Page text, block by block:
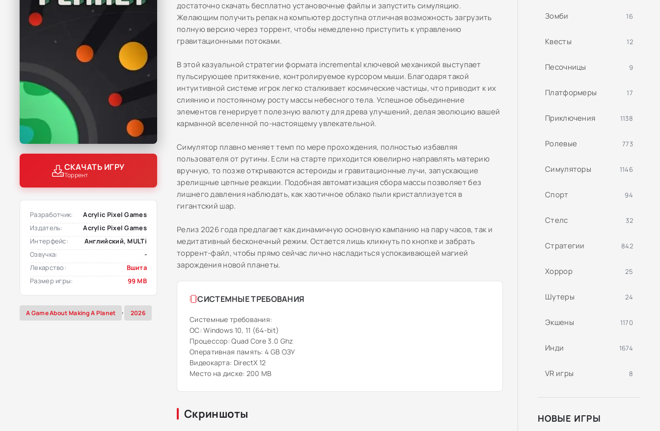
СКАЧАТЬ ИГРУ
Торрент
Разработчик:
Acrylic Pixel Games
Издатель:
Acrylic Pixel Games
Интерфейс:
Английский, MULTi
Озвучка:
-
Лекарство:
Вшита
Размер игры:
99 MB
A Game About Making A Planet , 2026
достаточно скачать бесплатно установочные файлы и запустить симуляцию.
Желающим получить репак на компьютер доступна отличная возможность загрузить
полную версию через торрент, чтобы немедленно приступить к управлению
гравитационными потоками.
В этой казуальной стратегии формата incremental ключевой механикой выступает
пульсирующее притяжение, контролируемое курсором мыши. Благодаря такой
интуитивной системе игрок легко сталкивает космические частицы, что приводит к их
слиянию и постоянному росту массы небесного тела. Успешное объединение
элементов генерирует полезную валюту для древа улучшений, делая эволюцию вашей
карманной вселенной по-настоящему увлекательной.
Симулятор плавно меняет темп по мере прохождения, полностью избавляя
пользователя от рутины. Если на старте приходится ювелирно направлять материю
вручную, то позже открываются астероиды и гравитационные лучи, запускающие
зрелищные цепные реакции. Подобная автоматизация сбора массы позволяет без
лишнего давления наблюдать, как хаотичное облако пыли кристаллизуется в
гигантский шар.
Релиз 2026 года предлагает как динамичную основную кампанию на пару часов, так и
медитативный бесконечный режим. Остается лишь кликнуть по кнопке и забрать
торрент-файл, чтобы прямо сейчас лично насладиться успокаивающей магией
зарождения новой планеты.
СИСТЕМНЫЕ ТРЕБОВАНИЯ
Системные требования:
ОС: Windows 10, 11 (64-bit)
Процессор: Quad Core 3.0 Ghz
Оперативная память: 4 GB ОЗУ
Видеокарта: DirectX 12
Место на диске: 200 MB
Скриншоты
Зомби 16
Квесты 12
Песочницы 9
Платформеры 17
Приключения 1138
Ролевые 773
Симуляторы 1146
Спорт 94
Стелс 32
Стратегии 842
Хоррор 25
Шутеры 24
Экшены 1170
Инди 1674
VR игры 8
НОВЫЕ ИГРЫ